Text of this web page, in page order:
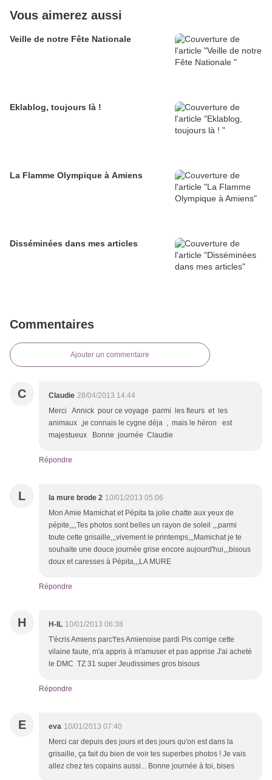
Vous aimerez aussi
Veille de notre Fête Nationale
Eklablog, toujours là !
La Flamme Olympique à Amiens
Disséminées dans mes articles
Commentaires
Ajouter un commentaire
C Claudie 28/04/2013 14:44
Merci Annick pour ce voyage parmi les fleurs et les
animaux ,je connais le cygne déja , mais le héron est
majestueux Bonne journée Claudie
Répondre
L la mure brode 2 10/01/2013 05:06
Mon Amie Mamichat et Pépita ta jolie chatte aux yeux de
pépite,,,,Tes photos sont belles un rayon de soleil ,,,parmi
toute cette grisaille,,,vivement le printemps,,,Mamichat je te
souhaite une douce journée grise encore aujourd'hui,,,bisous
doux et caresses à Pépita,,,LA MURE
Répondre
H H-IL 10/01/2013 06:38
T'écris Amiens parc't'es Amienoise pardi Pis corrige cette
vilaine faute, m'a appris à m'amuser et pas apprise J'ai acheté
le DMC TZ 31 super Jeudissimes gros bisous
Répondre
E eva 10/01/2013 07:40
Merci car depuis des jours et des jours qu'on est dans la
grisaille, ça fait du bien de voir tes superbes photos ! Je vais
allez chez tes copains aussi... Bonne journée à toi, bises